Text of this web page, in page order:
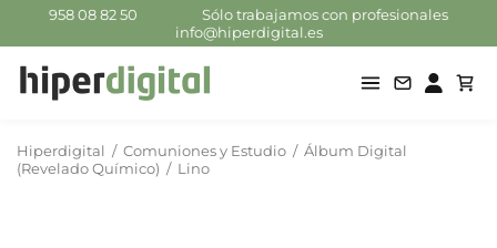
958 08 82 50
Sólo trabajamos con profesionales
info@hiperdigital.es
Hiperdigital / Comuniones y Estudio / Álbum Digital
(Revelado Químico) / Lino